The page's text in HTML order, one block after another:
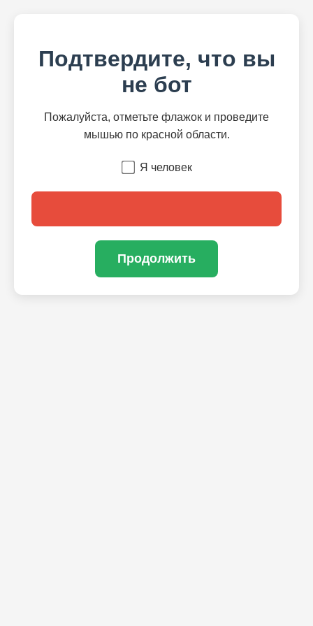
Подтвердите, что вы
не бот
Пожалуйста, отметьте флажок и проведите
мышью по красной области.
Я человек
Продолжить